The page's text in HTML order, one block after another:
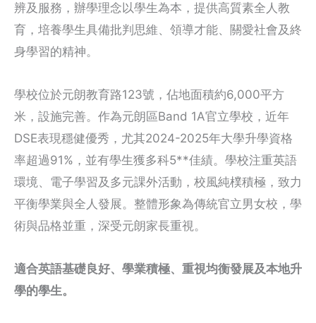
辨及服務，辦學理念以學生為本，提供高質素全人教
育，培養學生具備批判思維、領導才能、關愛社會及終
身學習的精神。
學校位於元朗教育路123號，佔地面積約6,000平方
米，設施完善。作為元朗區Band 1A官立學校，近年
DSE表現穩健優秀，尤其2024-2025年大學升學資格
率超過91%，並有學生獲多科5**佳績。學校注重英語
環境、電子學習及多元課外活動，校風純樸積極，致力
平衡學業與全人發展。整體形象為傳統官立男女校，學
術與品格並重，深受元朗家長重視。
適合英語基礎良好、學業積極、重視均衡發展及本地升
學的學生。